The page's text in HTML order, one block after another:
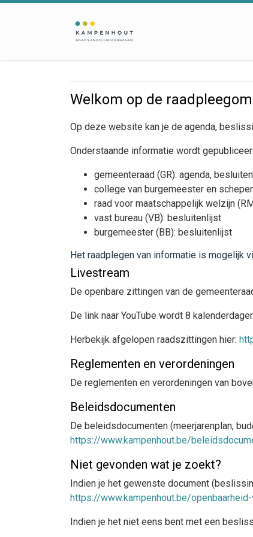
Welkom op de
Op deze website kan je de agenda,
Onderstaande informatie wordt
gemeenteraad (GR): agenda,
college van burgemeester en
raad voor maatschappelijk welzijn
vast bureau (VB): besluitenlijst
burgemeester (BB): besluitenlijst
Het raadplegen van informatie is mogelijk
Livestream
De openbare zittingen van de
De link naar YouTube wordt 8
Herbekijk afgelopen raadszittingen hier:
Reglementen en verordeningen
De reglementen en verordeningen van
Beleidsdocumenten
De beleidsdocumenten (meerjarenplan,
https://www.kampenhout.be/
Niet gevonden wat je zoekt?
Indien je het gewenste document
https://www.kampenhout.be/
Indien je het niet eens bent met een